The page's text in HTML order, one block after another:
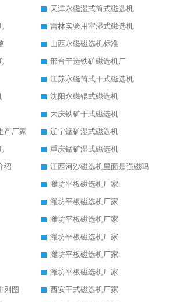
天津永磁湿式筒式磁选机
吉林实验用室湿式磁选机
山西永磁磁选机标准
邢台干选铁矿磁选机厂
江苏永磁筒式干式磁选机
沈阳永磁辊式磁选机
大庆铁矿干式磁选机
产厂家
辽宁锰矿湿式磁选机
重庆锰矿湿式磁选机
绍
江西河沙磁选机里面是强磁吗
潍坊平板磁选机厂家
潍坊平板磁选机厂家
潍坊平板磁选机厂家
潍坊平板磁选机厂家
潍坊平板磁选机厂家
潍坊平板磁选机厂家
列图
西安干式磁选机厂家